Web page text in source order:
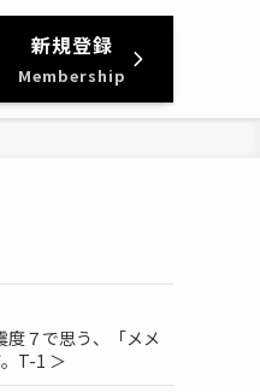
新規登録
Membership
７で思う、「メメ
T-1 ＞